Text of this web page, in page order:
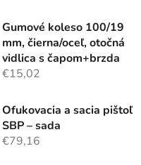
Gumové koleso 100/19
mm, čierna/oceľ, otočná
vidlica s čapom+brzda
€15,02
Ofukovacia a sacia pištoľ
SBP – sada
€79,16